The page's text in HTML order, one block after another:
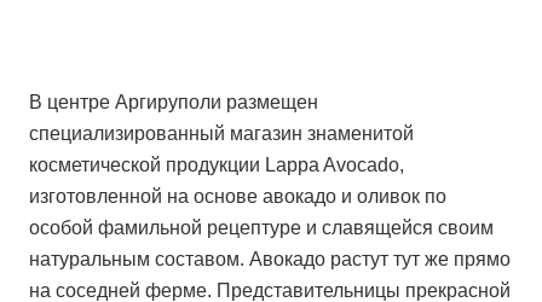
В центре Аргируполи размещен
специализированный магазин знаменитой
косметической продукции Lappa Avocado,
изготовленной на основе авокадо и оливок по
особой фамильной рецептуре и славящейся своим
натуральным составом. Авокадо растут тут же прямо
на соседней ферме. Представительницы прекрасной